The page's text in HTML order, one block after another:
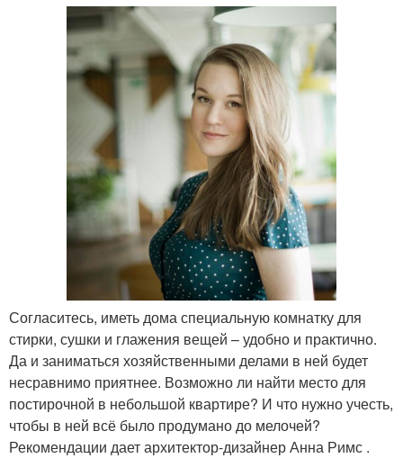
Согласитесь, иметь дома специальную комнатку для
стирки, сушки и глажения вещей – удобно и практично.
Да и заниматься хозяйственными делами в ней будет
несравнимо приятнее. Возможно ли найти место для
постирочной в небольшой квартире? И что нужно учесть,
чтобы в ней всё было продумано до мелочей?
Рекомендации дает архитектор-дизайнер Анна Римс .